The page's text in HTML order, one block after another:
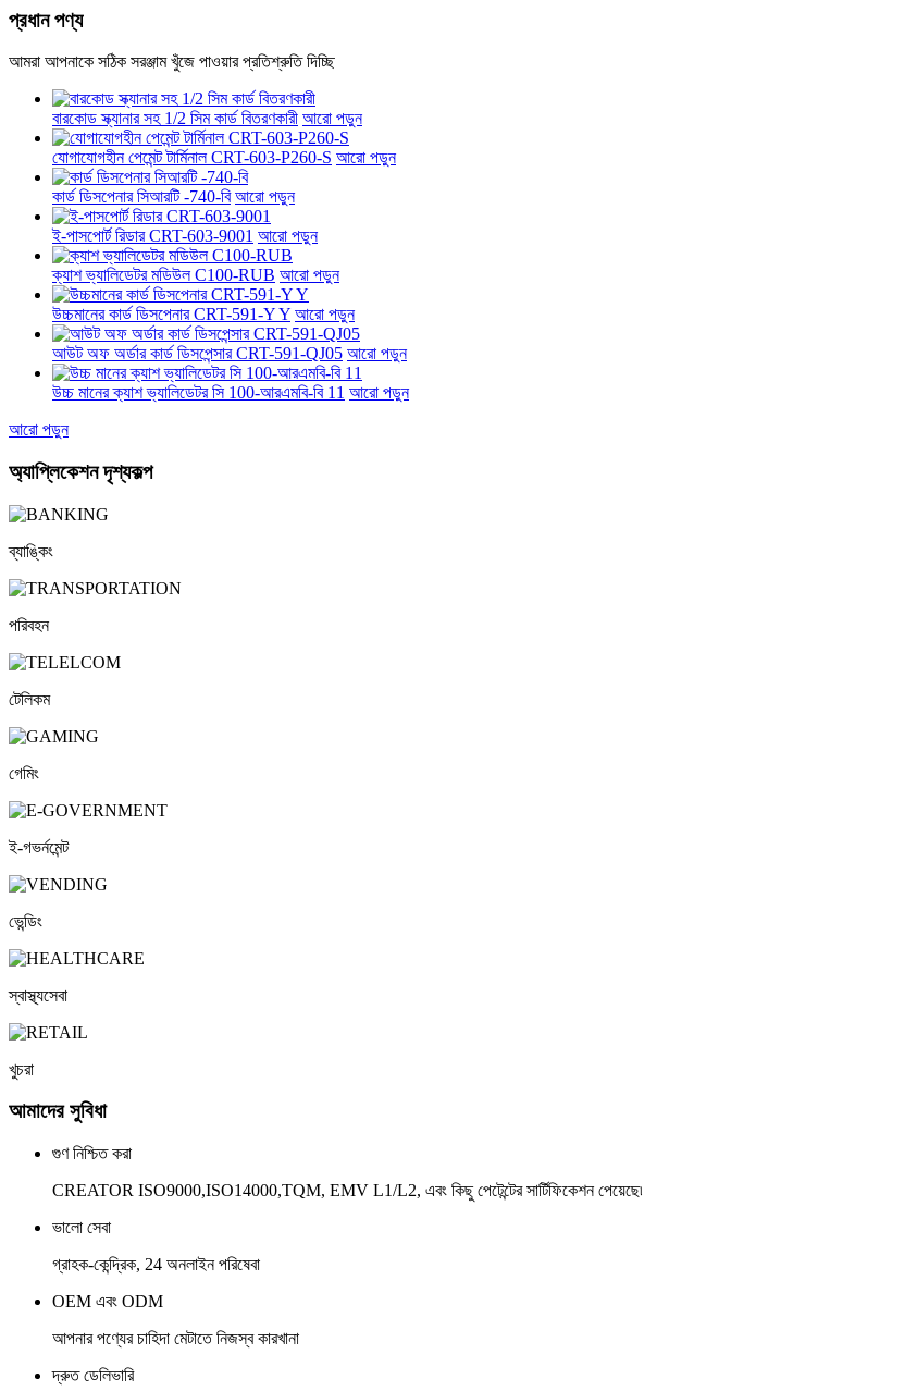
প্রধান পণ্য
আমরা আপনাকে সঠিক সরঞ্জাম খুঁজে পাওয়ার প্রতিশ্রুতি দিচ্ছি
বারকোড স্ক্যানার সহ 1/2 সিম কার্ড বিতরণকারী আরো পড়ুন
যোগাযোগহীন পেমেন্ট টার্মিনাল CRT-603-P260-S আরো পড়ুন
কার্ড ডিসপেনার সিআরটি -740-বি আরো পড়ুন
ই-পাসপোর্ট রিডার CRT-603-9001 আরো পড়ুন
ক্যাশ ভ্যালিডেটর মডিউল C100-RUB আরো পড়ুন
উচ্চমানের কার্ড ডিসপেনার CRT-591-Y Y আরো পড়ুন
আউট অফ অর্ডার কার্ড ডিসপেন্সার CRT-591-QJ05 আরো পড়ুন
উচ্চ মানের ক্যাশ ভ্যালিডেটর সি 100-আরএমবি-বি 11 আরো পড়ুন
আরো পড়ুন
অ্যাপ্লিকেশন দৃশ্যকল্প
ব্যাঙ্কিং
পরিবহন
টেলিকম
গেমিং
ই-গভর্নমেন্ট
ভেন্ডিং
স্বাস্থ্যসেবা
খুচরা
আমাদের সুবিধা
গুণ নিশ্চিত করা
CREATOR ISO9000,ISO14000,TQM, EMV L1/L2, এবং কিছু পেটেন্টের সার্টিফিকেশন পেয়েছে৷
ভালো সেবা
গ্রাহক-কেন্দ্রিক, 24 অনলাইন পরিষেবা
OEM এবং ODM
আপনার পণ্যের চাহিদা মেটাতে নিজস্ব কারখানা
দ্রুত ডেলিভারি